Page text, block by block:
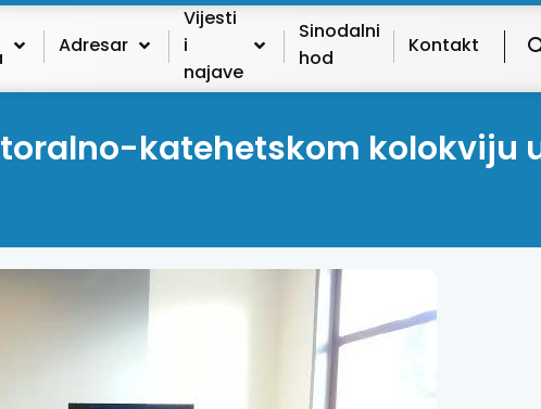
Adresar
Vijesti
i
najave
Sinodalni
hod
Kontakt
katehetskom kolokviju